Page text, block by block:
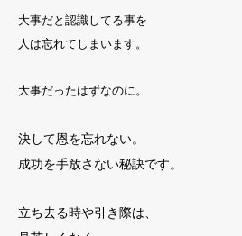
大事だと認識してる事を
人は忘れてしまいます。
大事だったはずなのに。
決して恩を忘れない。
成功を手放さない秘訣です。
立ち去る時や引き際は、